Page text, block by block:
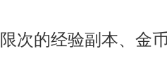
次的经验副本、金